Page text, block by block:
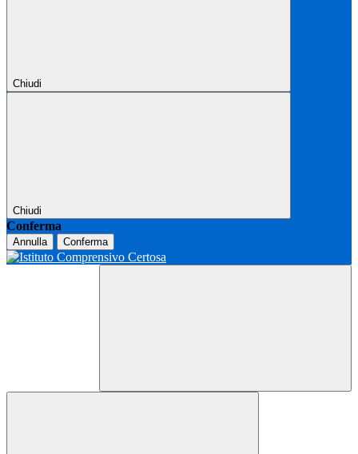
Chiudi
Chiudi
Conferma
Annulla Conferma